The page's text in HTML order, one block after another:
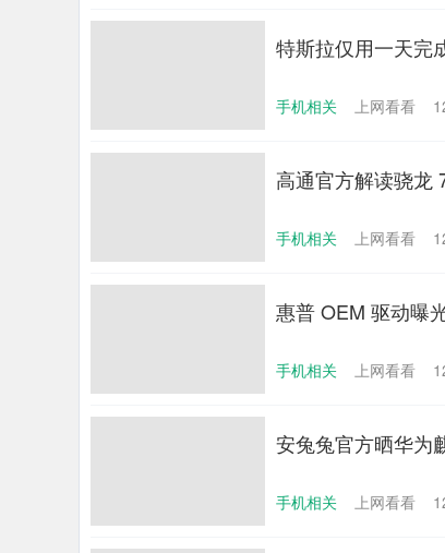
特斯拉仅用一天完
手机相关 上网看看
高通官方解读骁龙
手机相关 上网看看
惠普 OEM 驱动曝
手机相关 上网看看
安兔兔官方晒华为
手机相关 上网看看